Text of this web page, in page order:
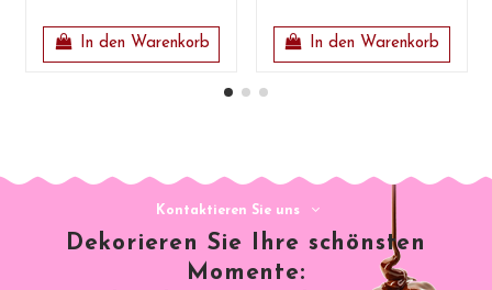
In den Warenkorb In den Warenkorb
Kontaktieren Sie uns
Dekorieren Sie Ihre schönsten
Momente: